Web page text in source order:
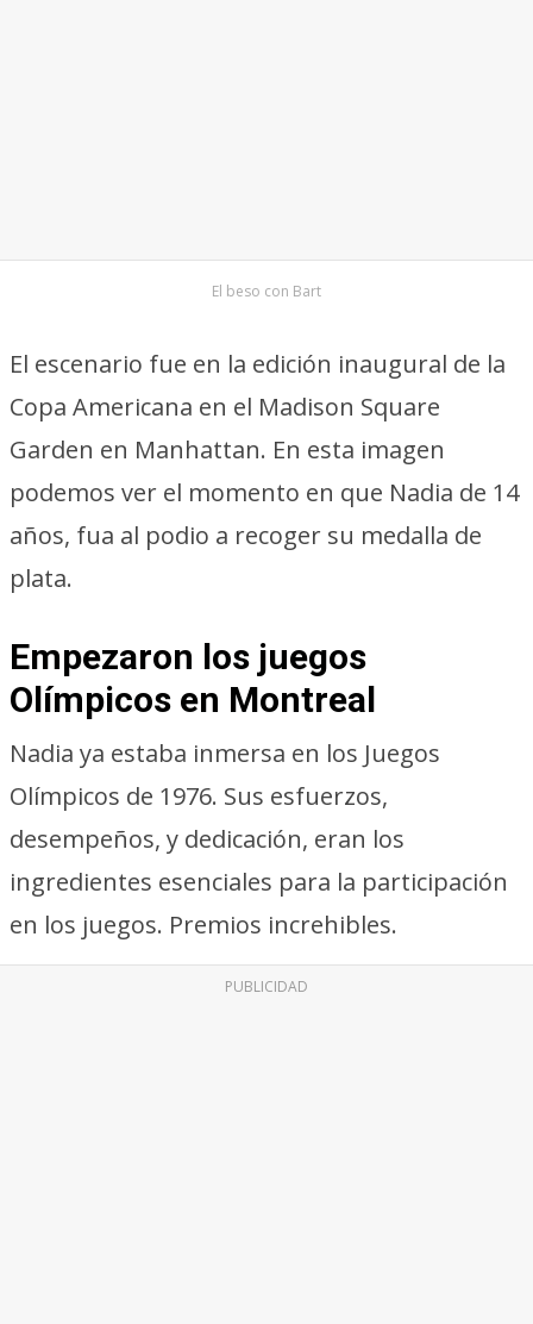
El beso con Bart
El escenario fue en la edición inaugural de la
Copa Americana en el Madison Square
Garden en Manhattan. En esta imagen
podemos ver el momento en que Nadia de 14
años, fua al podio a recoger su medalla de
plata.
Empezaron los juegos
Olímpicos en Montreal
Nadia ya estaba inmersa en los Juegos
Olímpicos de 1976. Sus esfuerzos,
desempeños, y dedicación, eran los
ingredientes esenciales para la participación
en los juegos. Premios increhibles.
PUBLICIDAD